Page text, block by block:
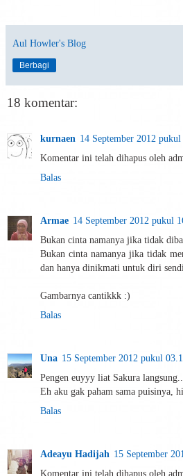
Aul Howler's Blog
Berbagi
18 komentar:
kurnaen 14 September 2012
Komentar ini telah dihapus oleh
Balas
Armae 14 September 2012 pukul
Bukan cinta namanya jika tidak
Bukan cinta namanya jika tidak
dan hanya dinikmati untuk diri
Gambarnya cantikkk :)
Balas
Una 15 September 2012 pukul
Pengen euyyy liat Sakura
Eh aku gak paham sama puisinya,
Balas
Adeayu Hadijah 15 September
Komentar ini telah dihapus oleh